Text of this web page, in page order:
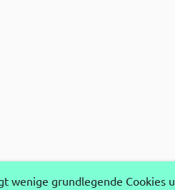
wenige grundlegende